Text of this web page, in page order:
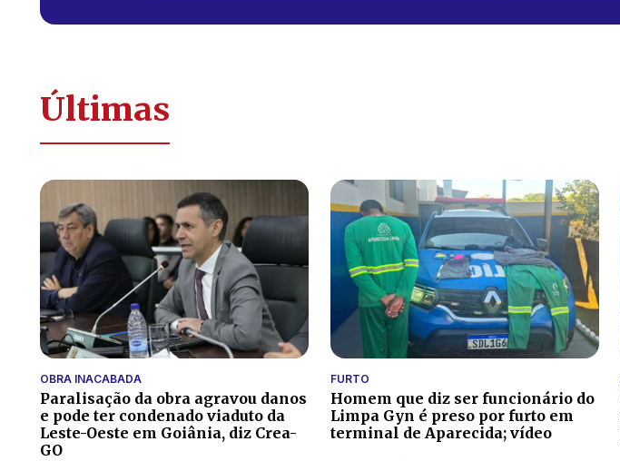
Últimas
OBRA INACABADA
Paralisação da obra agravou danos
e pode ter condenado viaduto da
Leste-Oeste em Goiânia, diz Crea-
GO
FURTO
Homem que diz ser funcionário do
Limpa Gyn é preso por furto em
terminal de Aparecida; vídeo